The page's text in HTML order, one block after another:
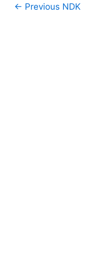
← Previous NDK